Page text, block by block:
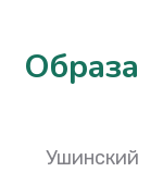
Ушинский